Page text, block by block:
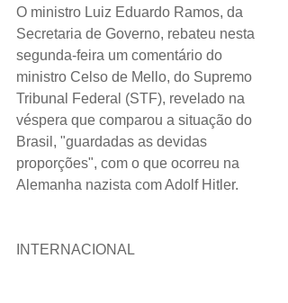
O ministro Luiz Eduardo Ramos, da
Secretaria de Governo, rebateu nesta
segunda-feira um comentário do
ministro Celso de Mello, do Supremo
Tribunal Federal (STF), revelado na
véspera que comparou a situação do
Brasil, "guardadas as devidas
proporções", com o que ocorreu na
Alemanha nazista com Adolf Hitler.
INTERNACIONAL